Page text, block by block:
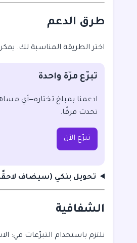
طرق الدعم
اختر الطريقة المناسبة لك. يمكن
تبرّع مرّة واحدة
ادعمنا بمبلغ تختاره—أي
تحدث فرقًا.
تبرّع الآن
تحويل بنكي (سيضاف
الشفافية
نلتزم باستخدام التبرّعات في: